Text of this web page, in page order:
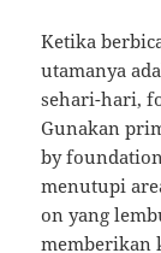
Ketika
utamanya
sehari-hari,
Gunakan
by
menutupi
on yang
memberikan